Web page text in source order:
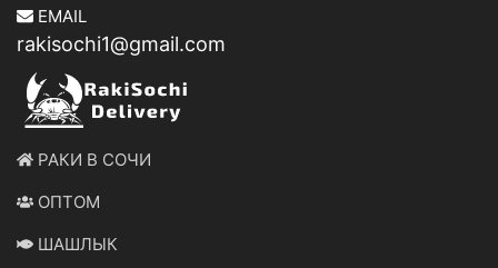
EMAIL
rakisochi1@gmail.com
РАКИ В СОЧИ
ОПТОМ
ШАШЛЫК